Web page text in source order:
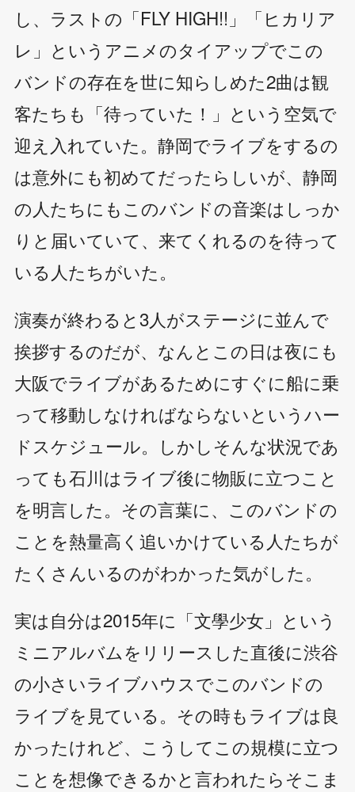
し、ラストの「FLY HIGH!!」「ヒカリア
レ」というアニメのタイアップでこの
バンドの存在を世に知らしめた2曲は観
客たちも「待っていた！」という空気で
迎え入れていた。静岡でライブをするの
は意外にも初めてだったらしいが、静岡
の人たちにもこのバンドの音楽はしっか
りと届いていて、来てくれるのを待って
いる人たちがいた。
演奏が終わると3人がステージに並んで
挨拶するのだが、なんとこの日は夜にも
大阪でライブがあるためにすぐに船に乗
って移動しなければならないというハー
ドスケジュール。しかしそんな状況であ
っても石川はライブ後に物販に立つこと
を明言した。その言葉に、このバンドの
ことを熱量高く追いかけている人たちが
たくさんいるのがわかった気がした。
実は自分は2015年に「文學少女」という
ミニアルバムをリリースした直後に渋谷
の小さいライブハウスでこのバンドの
ライブを見ている。その時もライブは良
かったけれど、こうしてこの規模に立つ
ことを想像できるかと言われたらそこま